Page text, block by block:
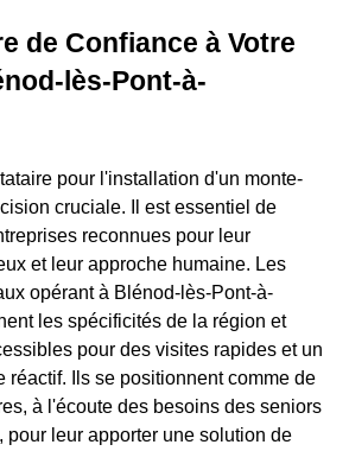
de Confiance à Votre
lès-Pont-à-
pour l'installation d'un monte-
cruciale. Il est essentiel de
reconnues pour leur
et leur approche humaine. Les
opérant à Blénod-lès-Pont-à-
les spécificités de la région et
pour des visites rapides et un
réactif. Ils se positionnent comme de
à l'écoute des besoins des seniors
pour leur apporter une solution de